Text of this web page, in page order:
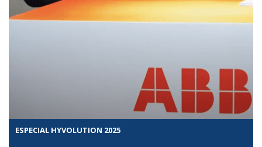
ESPECIAL HYVOLUTION 2025